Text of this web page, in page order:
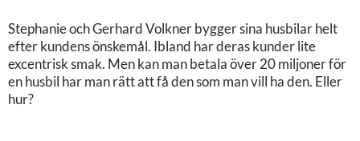
Stephanie och Gerhard Volkner bygger sina husbilar helt
efter kundens önskemål. Ibland har deras kunder lite
excentrisk smak. Men kan man betala över 20 miljoner för
en husbil har man rätt att få den som man vill ha den. Eller
hur?